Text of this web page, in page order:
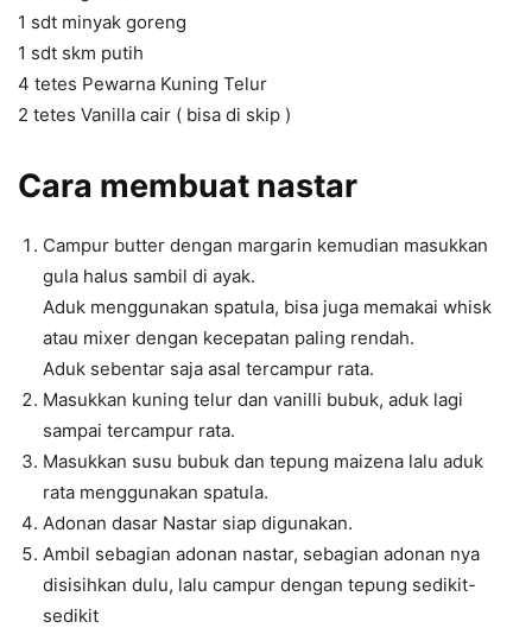
1 sdt minyak goreng
1 sdt skm putih
4 tetes Pewarna Kuning Telur
2 tetes Vanilla cair ( bisa di skip )
Cara membuat nastar
Campur butter dengan margarin kemudian masukkan
gula halus sambil di ayak.
Aduk menggunakan spatula, bisa juga memakai whisk
atau mixer dengan kecepatan paling rendah.
Aduk sebentar saja asal tercampur rata.
Masukkan kuning telur dan vanilli bubuk, aduk lagi
sampai tercampur rata.
Masukkan susu bubuk dan tepung maizena lalu aduk
rata menggunakan spatula.
Adonan dasar Nastar siap digunakan.
Ambil sebagian adonan nastar, sebagian adonan nya
disisihkan dulu, lalu campur dengan tepung sedikit-
sedikit